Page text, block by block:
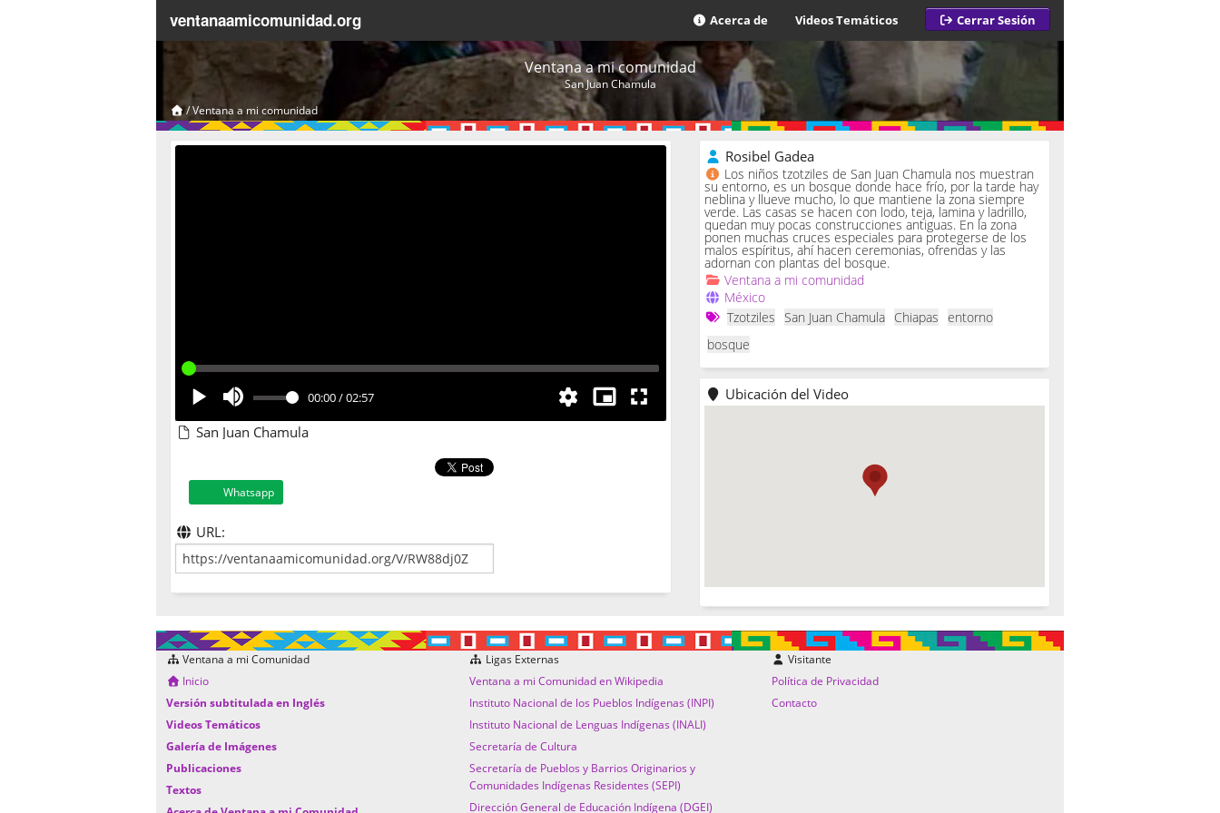
ventanaamicomunidad.org Acerca de Videos Temáticos Cerrar Sesión
Ventana a mi comunidad
San Juan Chamula
/Ventana a mi comunidad
00:00/02:57
San Juan Chamula
Whatsapp
URL:
Rosibel Gadea
Los niños tzotziles de San Juan Chamula nos muestran
su entorno, es un bosque donde hace frío, por la tarde hay
neblina y llueve mucho, lo que mantiene la zona siempre
verde. Las casas se hacen con lodo, teja, lamina y ladrillo,
quedan muy pocas construcciones antiguas. En la zona
ponen muchas cruces especiales para protegerse de los
malos espíritus, ahí hacen ceremonias, ofrendas y las
adornan con plantas del bosque.
Ventana a mi comunidad
México
Tzotziles San Juan Chamula Chiapas entorno
bosque
Ubicación del Video
Ventana a mi Comunidad
Inicio
Versión subtitulada en Inglés
Videos Temáticos
Galería de Imágenes
Publicaciones
Textos
Ligas Externas
Ventana a mi Comunidad en Wikipedia
Instituto Nacional de los Pueblos Indígenas (INPI)
Instituto Nacional de Lenguas Indígenas (INALI)
Secretaría de Cultura
Secretaría de Pueblos y Barrios Originarios y
Comunidades Indígenas Residentes (SEPI)
Dirección General de Educación Indígena (DGEI)
Visitante
Política de Privacidad
Contacto